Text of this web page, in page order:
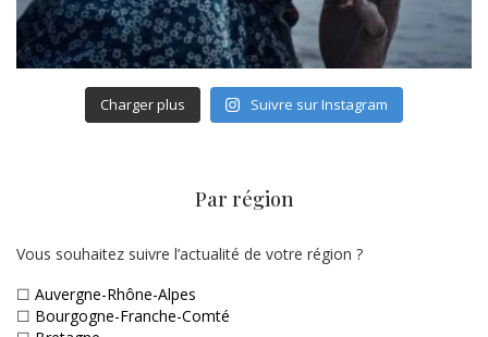
Charger plus Suivre sur Instagram
Par région
Vous souhaitez suivre l’actualité de votre région ?
☐ Auvergne-Rhône-Alpes
☐ Bourgogne-Franche-Comté